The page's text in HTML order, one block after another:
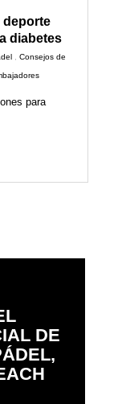
deporte
diabetes
,Consejos de
para
DE